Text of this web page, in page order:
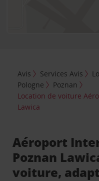
Avis Services Avis
Pologne
Poznan
Location de voiture
Lawica
Aéroport
Poznan
voiture,